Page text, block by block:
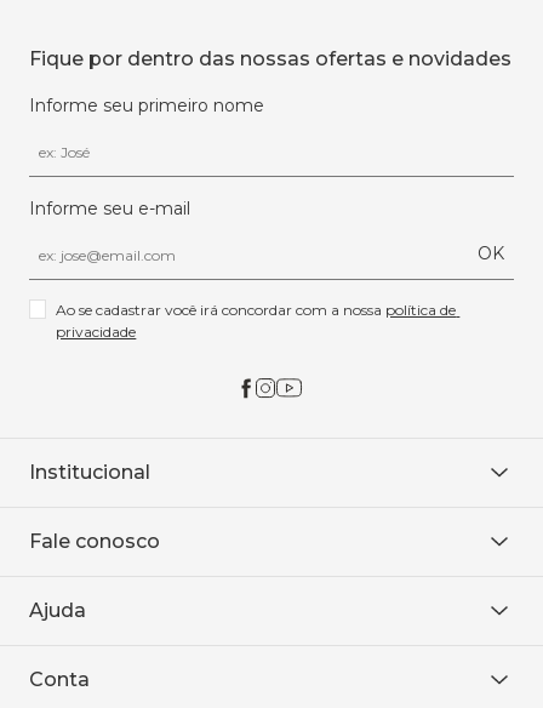
Fique por dentro das nossas ofertas e novidades
Informe seu primeiro nome
Informe seu e-mail
OK
Ao se cadastrar você irá concordar com a nossa política de
privacidade
Institucional
Onde encontrar
Baixe o APP
Fale conosco
WhatsApp
Ajuda
Política de entrega
Conta